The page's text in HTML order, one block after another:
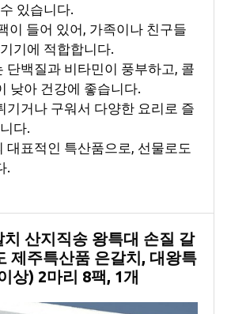
있습니다.
이 들어 있어, 가족이나 친구들
기에 적합합니다.
단백질과 비타민이 풍부하고, 콜
낮아 건강에 좋습니다.
기거나 구워서 다양한 요리로 즐
다.
대표적인 특산품으로, 선물로도
.
치 산지직송 왕특대 손질 갈
제주특산품 은갈치, 대왕특
상) 2마리 8팩, 1개